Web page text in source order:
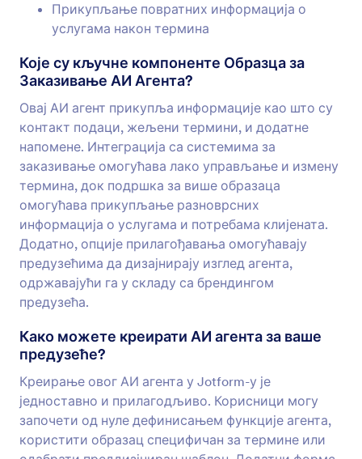
Прикупљање повратних информација о
услугама након термина
Које су кључне компоненте Образца за
Заказивање АИ Агента?
Овај АИ агент прикупља информације као што су
контакт подаци, жељени термини, и додатне
напомене. Интеграција са системима за
заказивање омогућава лако управљање и измену
термина, док подршка за више образаца
омогућава прикупљање разноврсних
информација о услугама и потребама клијената.
Додатно, опције прилагођавања омогућавају
предузећима да дизајнирају изглед агента,
одржавајући га у складу са брендингом
предузећа.
Како можете креирати АИ агента за ваше
предузеће?
Креирање овог АИ агента у Jotform-у је
једноставно и прилагодљиво. Корисници могу
започети од нуле дефинисањем функције агента,
користити образац специфичан за термине или